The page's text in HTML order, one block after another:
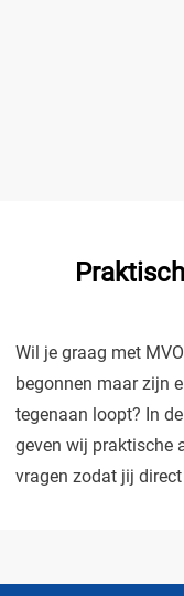
Wil je graag met
begonnen maar zijn
tegenaan loopt? In
geven wij praktische
vragen zodat jij